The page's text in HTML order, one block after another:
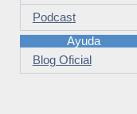
Podcast
Ayuda
Blog Oficial